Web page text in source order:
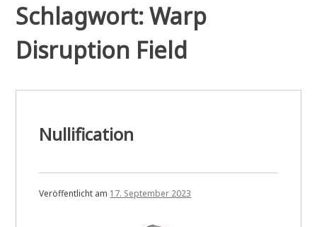
Schlagwort:Warp
Disruption Field
Nullification
Veröffentlicht am 17. September 2023